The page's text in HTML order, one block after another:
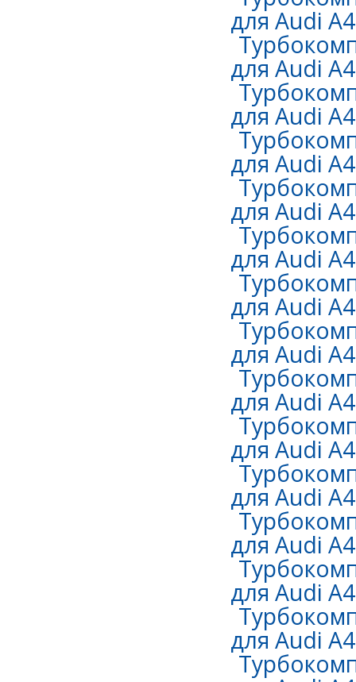
для Audi
для Audi
для Audi
для Audi
для Audi
для Audi
для Audi
для Audi
для Audi
для Audi
для Audi
для Audi
для Audi
для Audi